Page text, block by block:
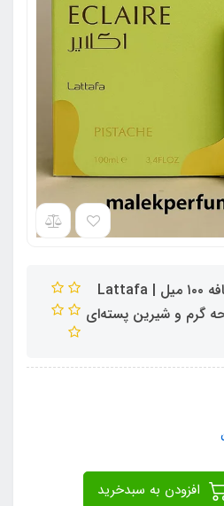
ادکلن اکلایر پیستاچو لطافه ۱۰۰ میل | Lattafa